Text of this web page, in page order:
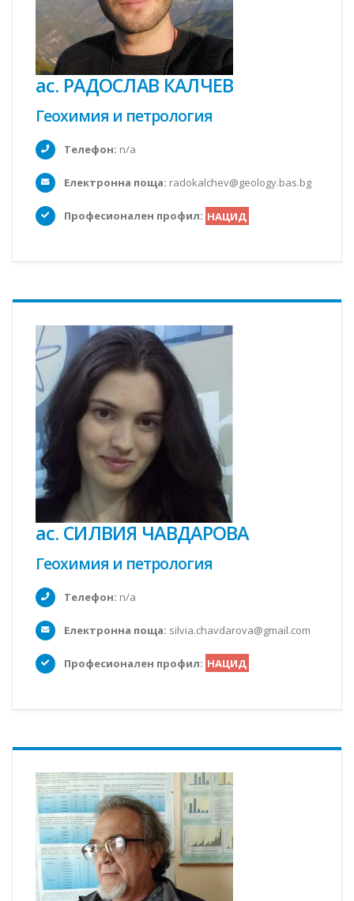
ас. РАДОСЛАВ КАЛЧЕВ
Геохимия и петрология
Телефон: n/a
Електронна поща: radokalchev@geology.bas.bg
Професионален профил: НАЦИД
ас. СИЛВИЯ ЧАВДАРОВА
Геохимия и петрология
Телефон: n/a
Електронна поща: silvia.chavdarova@gmail.com
Професионален профил: НАЦИД